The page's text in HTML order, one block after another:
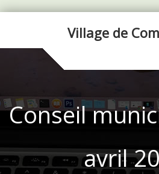
Village de
Conseil
avril